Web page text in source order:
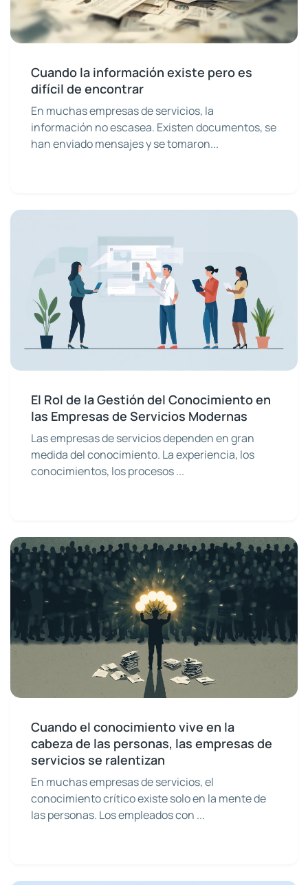
Cuando la información existe pero es
difícil de encontrar
En muchas empresas de servicios, la
información no escasea. Existen documentos, se
han enviado mensajes y se tomaron...
El Rol de la Gestión del Conocimiento en
las Empresas de Servicios Modernas
Las empresas de servicios dependen en gran
medida del conocimiento. La experiencia, los
conocimientos, los procesos ...
Cuando el conocimiento vive en la
cabeza de las personas, las empresas de
servicios se ralentizan
En muchas empresas de servicios, el
conocimiento crítico existe solo en la mente de
las personas. Los empleados con ...